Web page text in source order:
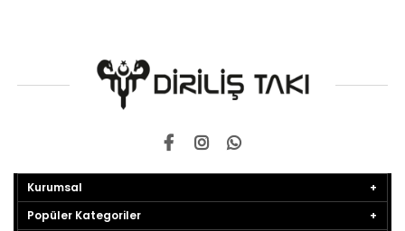
Kurumsal
Popüler Kategoriler